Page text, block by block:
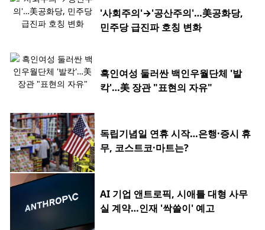
'사회주의'→'공산주의'…美공화당,
민주당 급진파 호칭 변화
흑인여성 둘러싼 백인우월단체 '발
칵'…美 장관 "표현의 자유"
독립기념일 연휴 시작…은행·증시 휴
무, 코스트코·마트는?
AI 기업 앤트로픽, 시애틀 대형 사무
실 계약…인재 '싹쓸이' 예고